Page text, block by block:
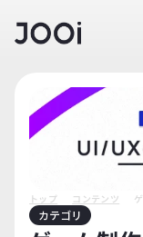
トップ コンテンツ
カテゴリ